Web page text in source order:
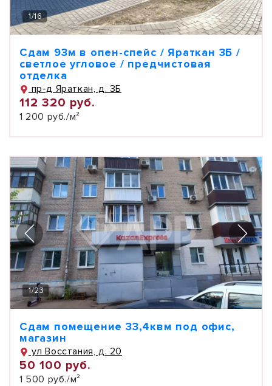
1/16
Сдам 93м в опен-спейс / Яраткан 3Б /
светлое угловое / предчистовая
отделка
пр-д Яраткан, д. 3Б
112 320 руб.
1 200 руб./м²
1/23
Сдам помещение 33,4квм под офис,
магазин
ул Восстания, д. 20
50 100 руб.
1 500 руб./м²